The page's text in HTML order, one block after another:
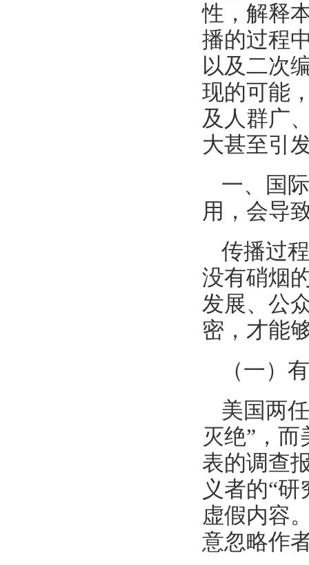
性，解释
播的过程
以及二次
现的可能
及人群广
大甚至引
一、国
用，会导
传播过
没有硝烟
发展、公
密，才能
（一）
美国两
灭绝”，而
表的调查
义者的“
虚假内容
意忽略作